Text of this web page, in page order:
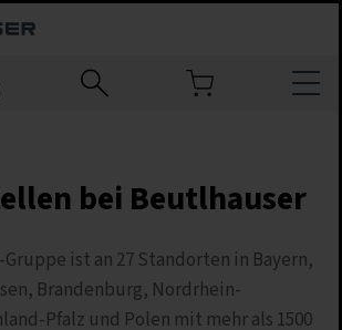
bei Beutlhauser
ist an 27 Standorten in Bayern,
Brandenburg, Nordrhein-
Pfalz und Polen mit mehr als 1500